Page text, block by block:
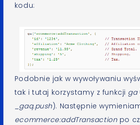
kodu:
Podobnie jak w wywoływaniu
tak i tutaj korzystamy z funkcji ga
_gaq.push). Następnie
ecommerce:addTransaction po